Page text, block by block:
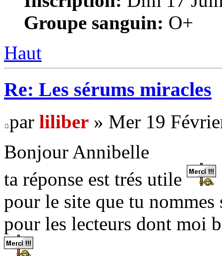
Groupe sanguin: O+
Haut
Re: Les sérums miracles
par liliber » Mer 19
Bonjour Annibelle
ta réponse est trés utile
pour le site que tu
pour les lecteurs dont moi